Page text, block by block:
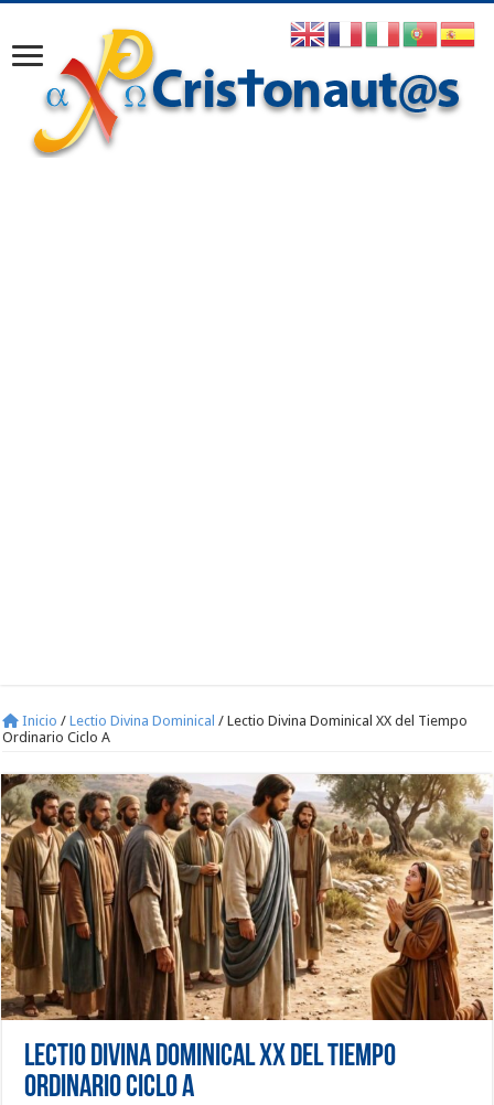
Inicio / Lectio Divina Dominical / Lectio Divina Dominical XX del Tiempo
Ordinario Ciclo A
Lectio Divina Dominical XX del Tiempo
Ordinario Ciclo A